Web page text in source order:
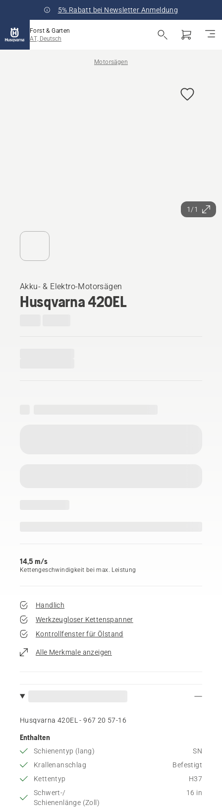
5% Rabatt bei Newsletter Anmeldung
Forst & Garten
AT, Deutsch
Motorsägen
1/1
Akku- & Elektro-Motorsägen
Husqvarna 420EL
14,5 m/s
Kettengeschwindigkeit bei max. Leistung
Handlich
Werkzeugloser Kettenspanner
Kontrollfenster für Ölstand
Alle Merkmale anzeigen
Husqvarna 420EL - 967 20 57‑16
Enthalten
Schienentyp (lang)
SN
Krallenanschlag
Befestigt
Kettentyp
H37
Schwert-/
Schienenlänge (Zoll)
16 in